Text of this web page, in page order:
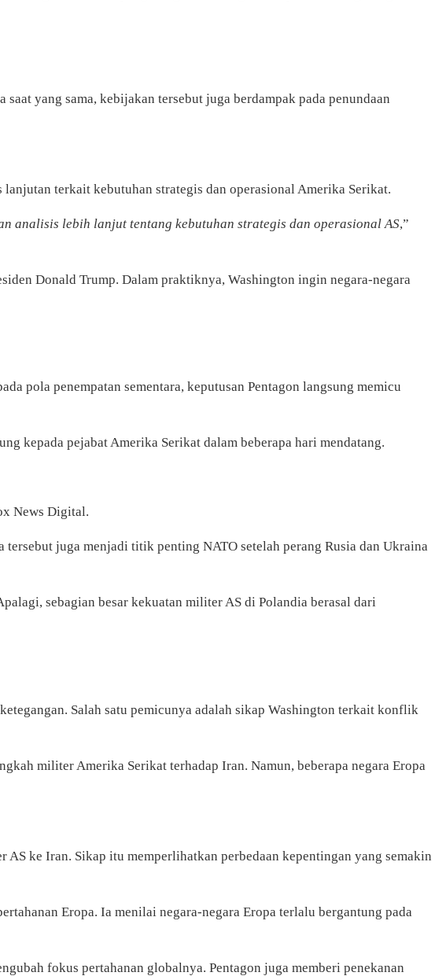
yang sama, kebijakan tersebut juga berdampak pada penundaan
terkait kebutuhan strategis dan operasional Amerika Serikat.
analisis lebih lanjut tentang kebutuhan strategis dan operasional AS,”
Donald Trump. Dalam praktiknya, Washington ingin negara-negara
pola penempatan sementara, keputusan Pentagon langsung memicu
kepada pejabat Amerika Serikat dalam beberapa hari mendatang.
News Digital.
juga menjadi titik penting NATO setelah perang Rusia dan Ukraina
sebagian besar kekuatan militer AS di Polandia berasal dari
Salah satu pemicunya adalah sikap Washington terkait konflik
militer Amerika Serikat terhadap Iran. Namun, beberapa negara Eropa
ke Iran. Sikap itu memperlihatkan perbedaan kepentingan yang semakin
Eropa. Ia menilai negara-negara Eropa terlalu bergantung pada
fokus pertahanan globalnya. Pentagon juga memberi penekanan